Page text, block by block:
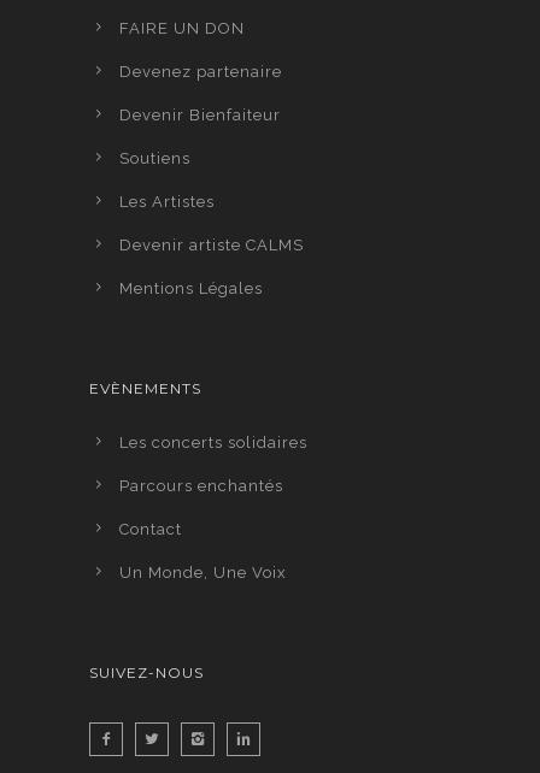
FAIRE UN DON
Devenez partenaire
Devenir Bienfaiteur
Soutiens
Les Artistes
Devenir artiste CALMS
Mentions Légales
EVÈNEMENTS
Les concerts solidaires
Parcours enchantés
Contact
Un Monde, Une Voix
SUIVEZ-NOUS